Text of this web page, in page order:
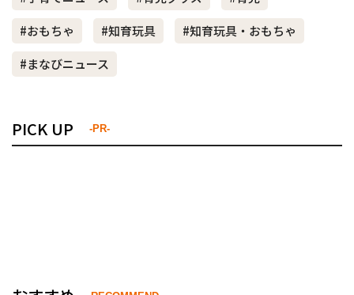
#おもちゃ
#知育玩具
#知育玩具・おもちゃ
#まなびニュース
PICK UP -PR-